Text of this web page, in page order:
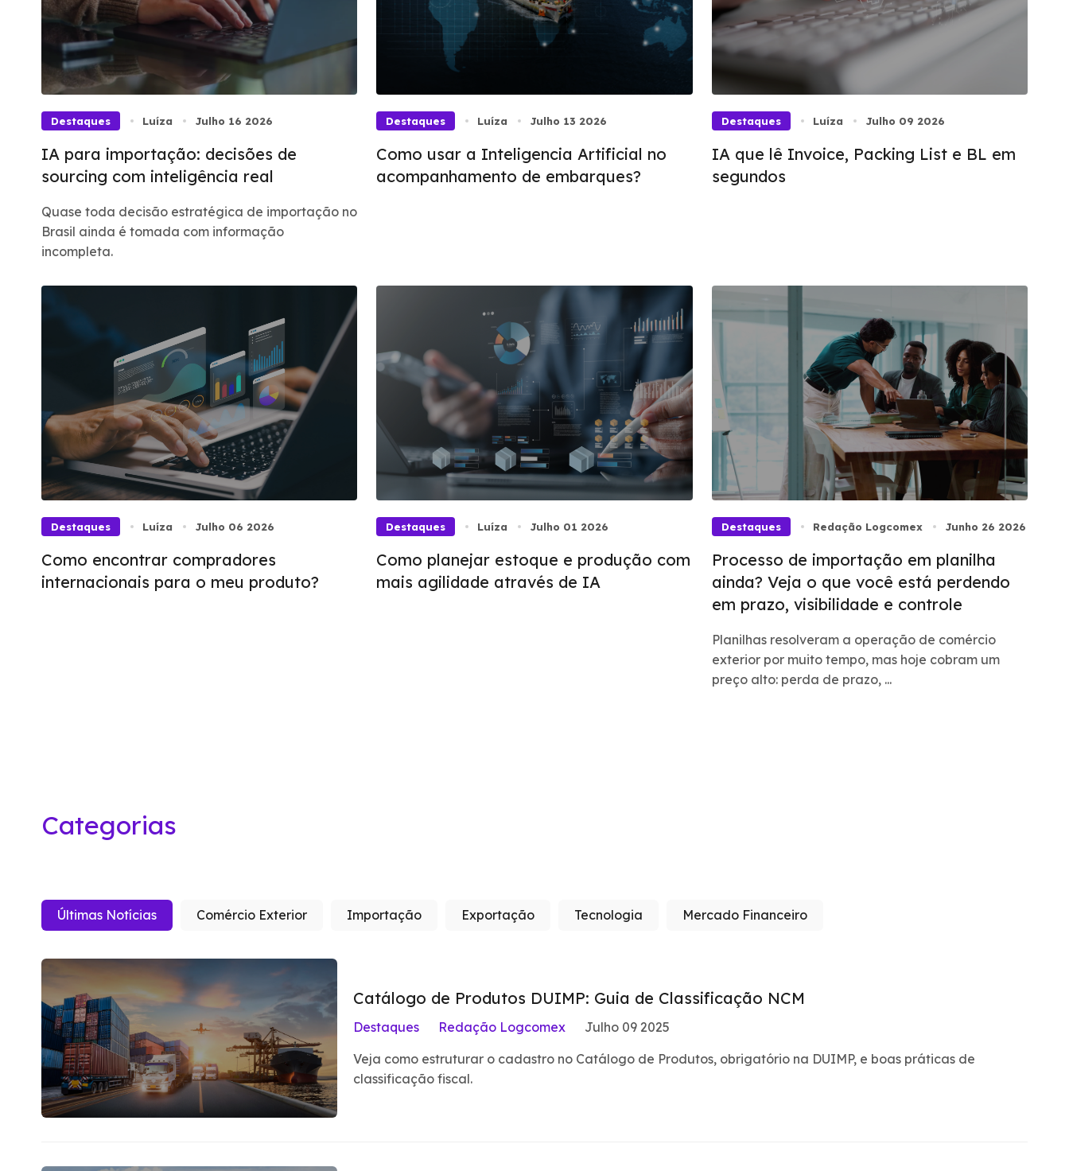
Destaques Luíza Julho 16 2026
IA para importação: decisões de
sourcing com inteligência real
Quase toda decisão estratégica de importação no
Brasil ainda é tomada com informação
incompleta.
Destaques Luíza Julho 13 2026
Como usar a Inteligencia Artificial no
acompanhamento de embarques?
Destaques Luíza Julho 09 2026
IA que lê Invoice, Packing List e BL em
segundos
Destaques Luíza Julho 06 2026
Como encontrar compradores
internacionais para o meu produto?
Destaques Luíza Julho 01 2026
Como planejar estoque e produção com
mais agilidade através de IA
Destaques Redação Logcomex Junho 26 2026
Processo de importação em planilha
ainda? Veja o que você está perdendo
em prazo, visibilidade e controle
Planilhas resolveram a operação de comércio
exterior por muito tempo, mas hoje cobram um
preço alto: perda de prazo, ...
Categorias
Últimas Notícias Comércio Exterior Importação Exportação Tecnologia Mercado Financeiro
Catálogo de Produtos DUIMP: Guia de Classificação NCM
Destaques Redação Logcomex
Julho 09 2025
Veja como estruturar o cadastro no Catálogo de Produtos, obrigatório na DUIMP, e boas práticas de
classificação fiscal.